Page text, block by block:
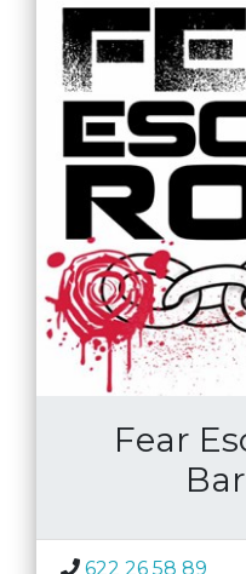
Fear
622 26 58 89